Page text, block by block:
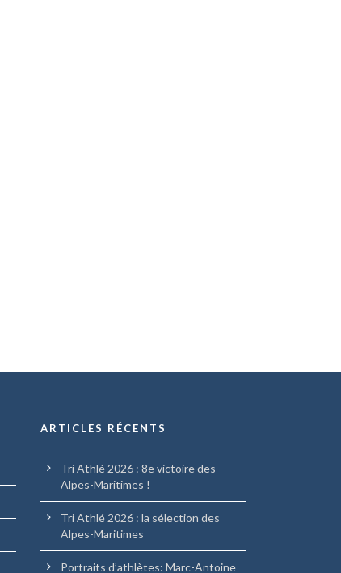
ARTICLES RÉCENTS
Tri Athlé 2026 : 8e victoire des
Alpes-Maritimes !
Tri Athlé 2026 : la sélection des
Alpes-Maritimes
Portraits d’athlètes: Marc-Antoine